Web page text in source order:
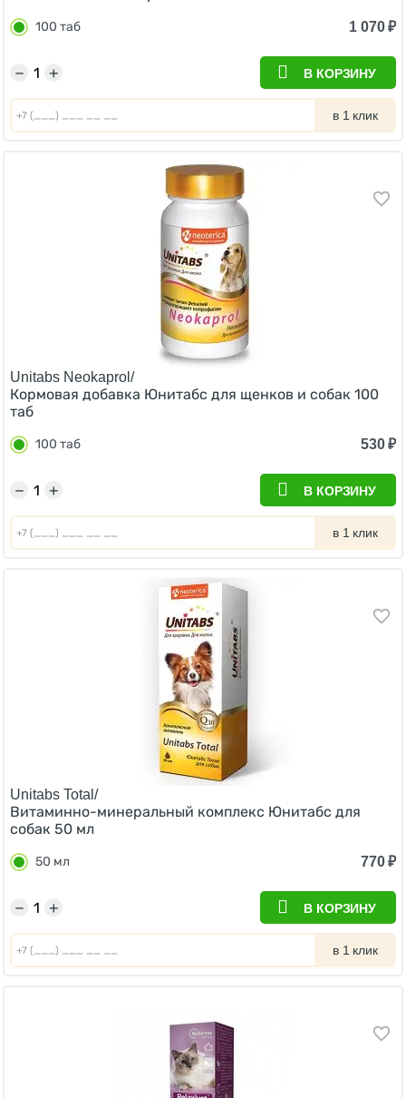
100 таб 1 070₽
+
− В КОРЗИНУ
в 1 клик
Unitabs Neokaprol/
Кормовая добавка Юнитабс для щенков и собак 100
таб
100 таб 530₽
+
− В КОРЗИНУ
в 1 клик
Unitabs Total/
Витаминно-минеральный комплекс Юнитабс для
cобак 50 мл
50 мл 770₽
+
− В КОРЗИНУ
в 1 клик